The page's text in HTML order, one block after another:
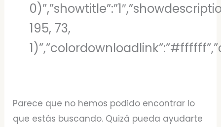
195, 73,
Parece que no hemos podido encontrar lo
que estás buscando. Quizá pueda ayudarte